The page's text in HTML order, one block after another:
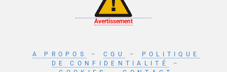
Avertissement
A PROPOS – CGU –
POLITIQUE
DE CONFIDENTIALITÉ
–